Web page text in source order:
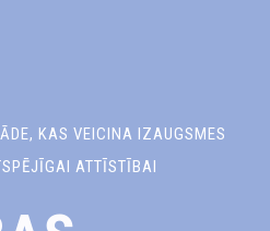
KAS VEICINA IZAUGSMES
ATTĪSTĪBAI